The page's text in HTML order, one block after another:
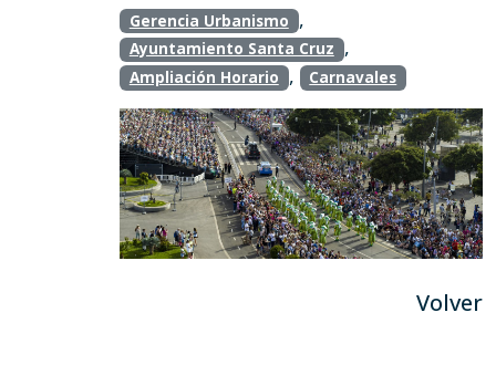
Gerencia Urbanismo ,
Ayuntamiento Santa Cruz ,
Ampliación Horario , Carnavales
Volver